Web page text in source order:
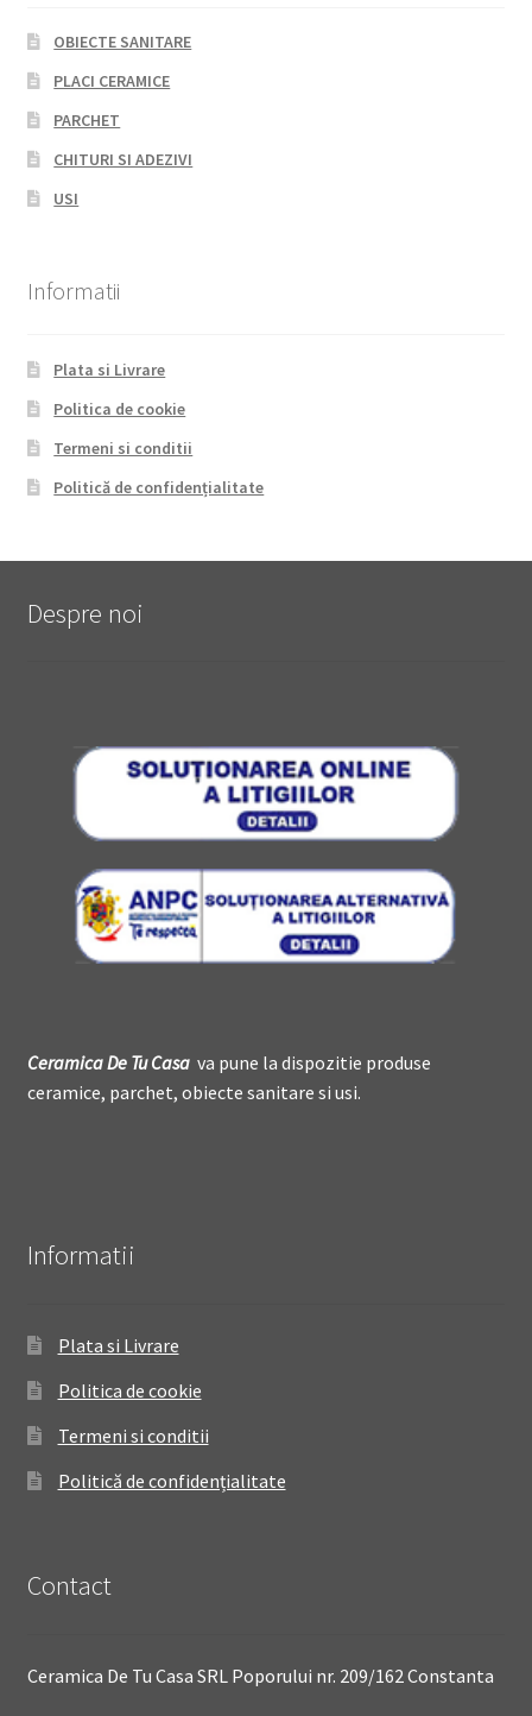
OBIECTE SANITARE
PLACI CERAMICE
PARCHET
CHITURI SI ADEZIVI
USI
Informatii
Plata si Livrare
Politica de cookie
Termeni si conditii
Politică de confidențialitate
Despre noi
Ceramica DeTu Casava pune la dispozitie produse
ceramice, parchet, obiecte sanitare si usi.
Informatii
Plata si Livrare
Politica de cookie
Termeni si conditii
Politică de confidențialitate
Contact
Ceramica De Tu Casa SRL Poporului nr. 209/162 Constanta